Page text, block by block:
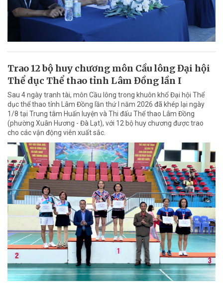
Trao 12 bộ huy chương môn Cầu lông Đại hội
Thể dục Thể thao tỉnh Lâm Đồng lần I
Sau 4 ngày tranh tài, môn Cầu lông trong khuôn khổ Đại hội Thể
dục thể thao tỉnh Lâm Đồng lần thứ I năm 2026 đã khép lại ngày
1/8 tại Trung tâm Huấn luyện và Thi đấu Thể thao Lâm Đồng
(phường Xuân Hương - Đà Lạt), với 12 bộ huy chương được trao
cho các vận động viên xuất sắc.